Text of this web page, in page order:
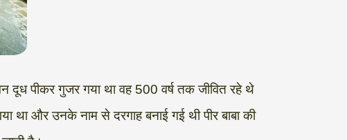
दूध पीकर गुजर गया था वह 500 वर्ष तक जीवित रहे थे
था और उनके नाम से दरगाह बनाई गई थी पीर बाबा की